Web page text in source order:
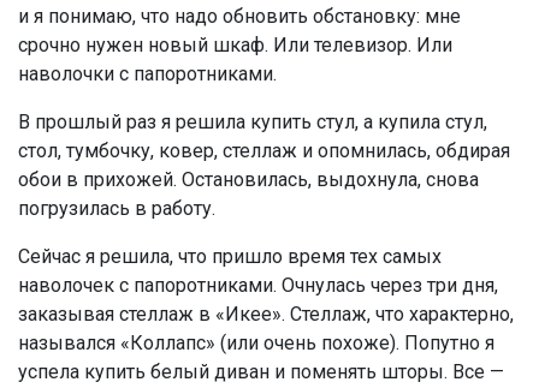
и я понимаю, что надо обновить обстановку: мне
срочно нужен новый шкаф. Или телевизор. Или
наволочки с папоротниками.
В прошлый раз я решила купить стул, а купила стул,
стол, тумбочку, ковер, стеллаж и опомнилась, обдирая
обои в прихожей. Остановилась, выдохнула, снова
погрузилась в работу.
Сейчас я решила, что пришло время тех самых
наволочек с папоротниками. Очнулась через три дня,
заказывая стеллаж в «Икее». Стеллаж, что характерно,
назывался «Коллапс» (или очень похоже). Попутно я
успела купить белый диван и поменять шторы. Все —